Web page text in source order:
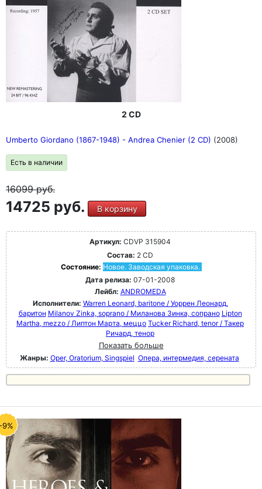
2 CD
Umberto Giordano (1867-1948) - Andrea Chenier (2 CD) (2008)
Есть в наличии
16099руб.
14725 руб. В корзину
Артикул: CDVP 315904
Состав: 2 CD
Состояние: Новое. Заводская упаковка.
Дата релиза: 07-01-2008
Лейбл: ANDROMEDA
Исполнители: Warren Leonard, baritone / Уоррен Леонард,
баритон Milanov Zinka, soprano / Миланова Зинка, сопрано Lipton
Martha, mezzo / Липтон Марта, меццо Tucker Richard, tenor / Такер
Ричард, тенор
Показать больше
Жанры: Oper, Oratorium, Singspiel Опера, интермедия, серената
9%